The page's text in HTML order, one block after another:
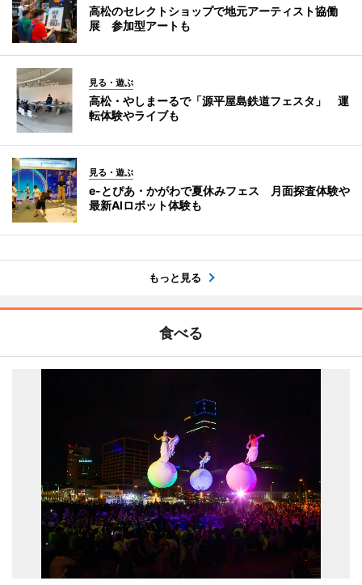
高松のセレクトショップで地元アーティスト協働
展 参加型アートも
見る・遊ぶ
高松・やしまーるで「源平屋島鉄道フェスタ」 運
転体験やライブも
見る・遊ぶ
e-とぴあ・かがわで夏休みフェス 月面探査体験や
最新AIロボット体験も
もっと見る
食べる